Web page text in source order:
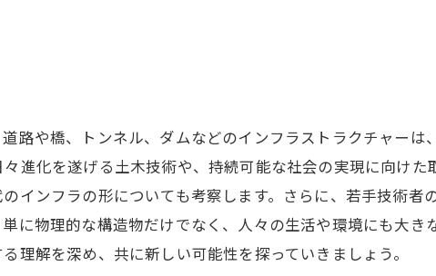
路や橋、トンネル、ダムなどのインフラストラクチャーは
進化を遂げる土木技術や、持続可能な社会の実現に向けた
インフラの形についても考察します。さらに、若手技術者
に物理的な構造物だけでなく、人々の生活や環境にも大き
理解を深め、共に新しい可能性を探っていきましょう。